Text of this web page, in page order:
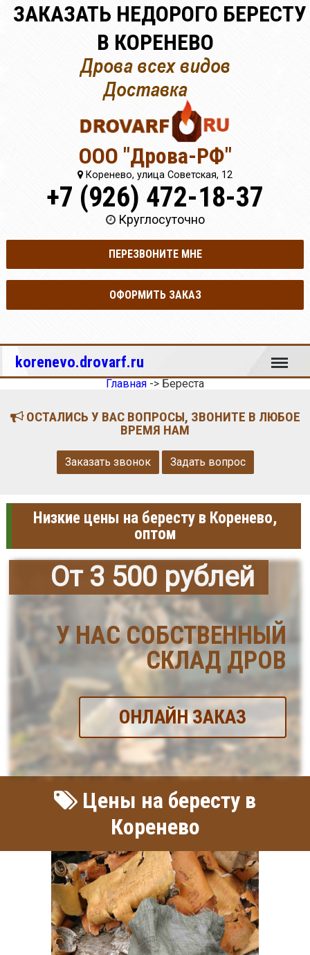
ЗАКАЗАТЬ НЕДОРОГО БЕРЕСТУ
В КОРЕНЕВО
ООО "Дрова-РФ"
Коренево, улица Советская, 12
+7 (926) 472-18-37
Круглосуточно
ПЕРЕЗВОНИТЕ МНЕ
ОФОРМИТЬ ЗАКАЗ
korenevo.drovarf.ru Меню
Главная -> Береста
ОСТАЛИСЬ У ВАС ВОПРОСЫ, ЗВОНИТЕ В ЛЮБОЕ
ВРЕМЯ НАМ
Заказать звонок Задать вопрос
Низкие цены на бересту в Коренево,
оптом
От 3 500 рублей
У НАС СОБСТВЕННЫЙ
СКЛАД ДРОВ
ОНЛАЙН ЗАКАЗ
Цены на бересту в
Коренево